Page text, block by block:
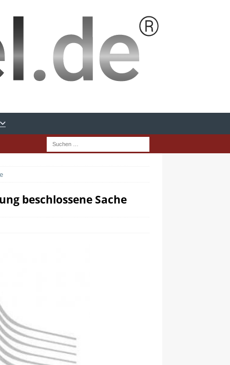
beschlossene Sache